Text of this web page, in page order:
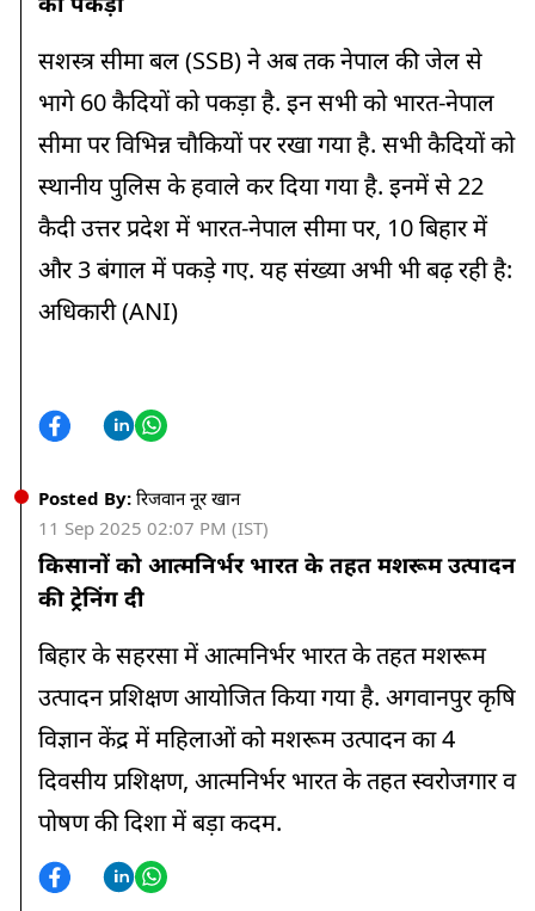
सशस्त्र सीमा बल (SSB) ने अब तक नेपाल की जेल से
भागे 60 कैदियों को पकड़ा है. इन सभी को भारत-नेपाल
सीमा पर विभिन्न चौकियों पर रखा गया है. सभी कैदियों को
स्थानीय पुलिस के हवाले कर दिया गया है. इनमें से 22
कैदी उत्तर प्रदेश में भारत-नेपाल सीमा पर, 10 बिहार में
और 3 बंगाल में पकड़े गए. यह संख्या अभी भी बढ़ रही है:
अधिकारी (ANI)
Posted By: रिजवान नूर खान
11 Sep 2025 02:07 PM (IST)
किसानों को आत्मनिर्भर भारत के तहत मशरूम उत्पादन
की ट्रेनिंग दी
बिहार के सहरसा में आत्मनिर्भर भारत के तहत मशरूम
उत्पादन प्रशिक्षण आयोजित किया गया है. अगवानपुर कृषि
विज्ञान केंद्र में महिलाओं को मशरूम उत्पादन का 4
दिवसीय प्रशिक्षण, आत्मनिर्भर भारत के तहत स्वरोजगार व
पोषण की दिशा में बड़ा कदम.